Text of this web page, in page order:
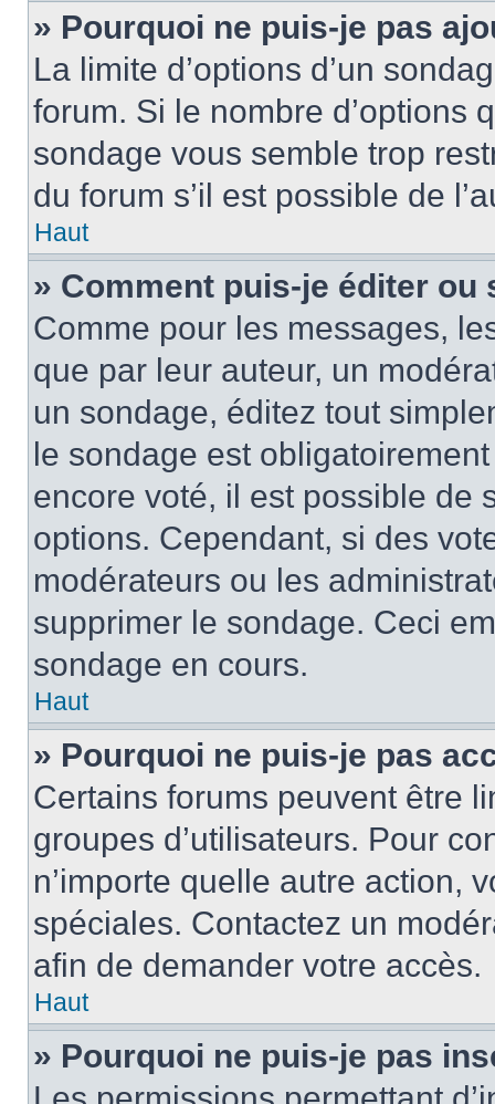
» Pourquoi ne puis-je pas
La limite d’options d’un
forum. Si le nombre d’options
sondage vous semble trop
du forum s’il est possible de
Haut
» Comment puis-je éditer ou
Comme pour les messages,
que par leur auteur, un
un sondage, éditez tout
le sondage est
encore voté, il est possible de
options. Cependant, si des
modérateurs ou les
supprimer le sondage. Ceci
sondage en cours.
Haut
» Pourquoi ne puis-je pas
Certains forums peuvent être
groupes d’utilisateurs. Pour
n’importe quelle autre action,
spéciales. Contactez un
afin de demander votre accès.
Haut
» Pourquoi ne puis-je pas